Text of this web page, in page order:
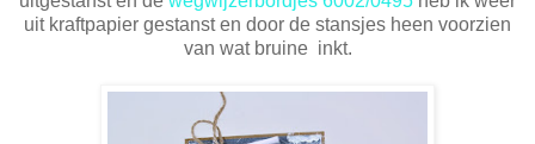
uit kraftpapier gestanst en door de stansjes heen voorzien
van wat bruine inkt.